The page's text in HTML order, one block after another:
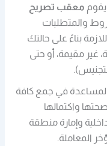
يقوم معقب تصريح
والمتطلبات
بناءً على حالتك
غير مقيمة، أو حتى
في جمع كافة
واكتمالها
وإمارة منطقة
المعاملة.